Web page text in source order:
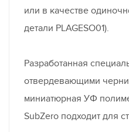
или в качестве
детали PLAGESO01).
Разработанная
отвердевающими
миниатюрная УФ
SubZero подходит для